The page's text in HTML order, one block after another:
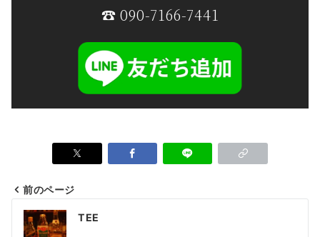
☎ 090-7166-7441
前のページ
TEE